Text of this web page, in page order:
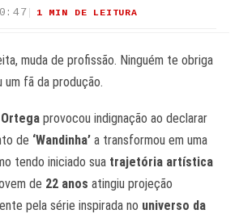
1 MIN DE LEITURA
muda de profissão. Ninguém te obriga
um fã da produção.
provocou indignação ao declarar
de ‘Wandinha’ a transformou em uma
tendo iniciado sua trajetória artística
de 22 anos atingiu projeção
pela série inspirada no universo da